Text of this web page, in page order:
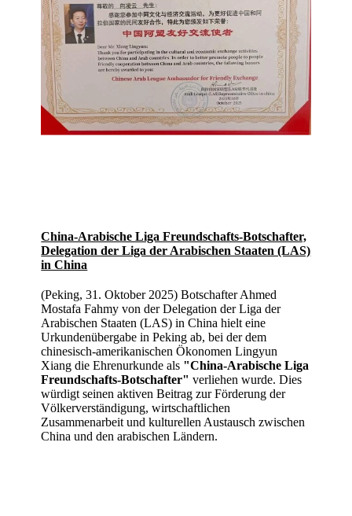
China-Arabische Liga Freundschafts-Botschafter,
Delegation der Liga der Arabischen Staaten (LAS)
in China
(Peking, 31. Oktober 2025) Botschafter Ahmed
Mostafa Fahmy von der Delegation der Liga der
Arabischen Staaten (LAS) in China hielt eine
Urkundenübergabe in Peking ab, bei der dem
chinesisch-amerikanischen ÖkonomenLingyun
Xiang die Ehrenurkunde als "China-Arabische Liga
Freundschafts-Botschafter" verliehen wurde. Dies
würdigt seinen aktiven Beitrag zur Förderung der
Völkerverständigung, wirtschaftlichen
Zusammenarbeit und kulturellen Austausch zwischen
China und den arabischen Ländern.